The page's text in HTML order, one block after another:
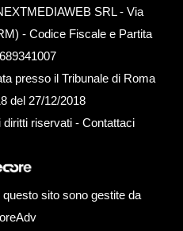
SRL - Via
- Codice Fiscale e Partita
presso il Tribunale di Roma
del 27/12/2018
riservati - Contattaci
sito sono gestite da